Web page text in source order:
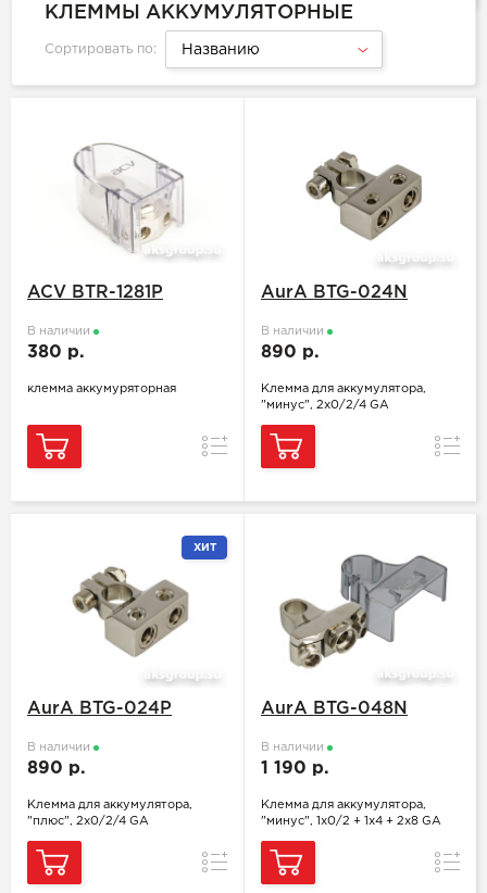
КЛЕММЫ АККУМУЛЯТОРНЫЕ
Сортировать по: Названию
ACV BTR-1281P
В наличии
380 р.
клемма аккумуряторная
Сравнение
AurA BTG-024N
В наличии
890 р.
Клемма для аккумулятора,
"минус", 2x0/2/4 GA
ХИТ
AurA BTG-024P
В наличии
890 р.
Клемма для аккумулятора,
"плюс", 2x0/2/4 GA
Сравнение
AurA BTG-048N
В наличии
1 190 р.
Клемма для аккумулятора,
"минус", 1x0/2 + 1х4 + 2х8 GA